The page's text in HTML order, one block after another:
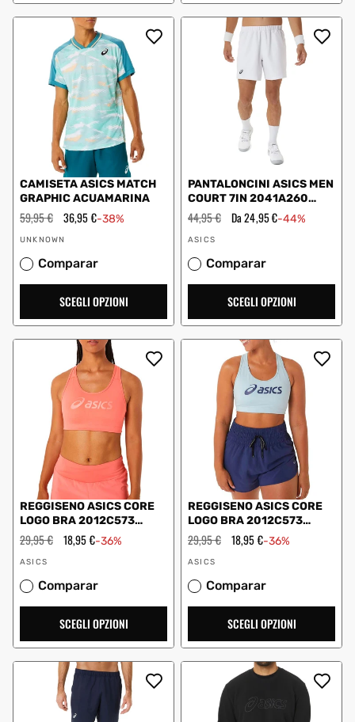
CAMISETA ASICS MATCH
GRAPHIC ACUAMARINA
Prezzo
regolare
59,95 € Prezzo
scontato
36,95 €-38%
Fornitore:
UNKNOWN
Comparar
SCEGLI OPZIONI
PANTALONCINI ASICS MEN
COURT 7IN 2041A260
BIANCO
Prezzo
regolare
44,95 € Prezzo
scontato
Da 24,95 €-44%
Fornitore:
ASICS
Comparar
SCEGLI OPZIONI
REGGISENO ASICS CORE
LOGO BRA 2012C573
DONNA ROSA
Prezzo
regolare
29,95 € Prezzo
scontato
18,95 €-36%
Fornitore:
ASICS
Comparar
SCEGLI OPZIONI
REGGISENO ASICS CORE
LOGO BRA 2012C573
DONNA BLU
Prezzo
regolare
29,95 € Prezzo
scontato
18,95 €-36%
Fornitore:
ASICS
Comparar
SCEGLI OPZIONI